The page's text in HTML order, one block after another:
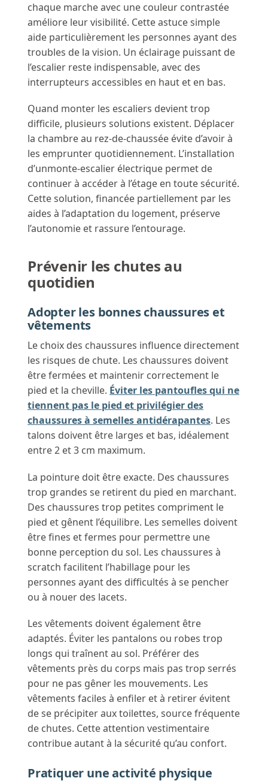
chaque marche avec une couleur contrastée
améliore leur visibilité. Cette astuce simple
aide particulièrement les personnes ayant des
troubles de la vision. Un éclairage puissant de
l’escalier reste indispensable, avec des
interrupteurs accessibles en haut et en bas.
Quand monter les escaliers devient trop
difficile, plusieurs solutions existent. Déplacer
la chambre au rez-de-chaussée évite d’avoir à
les emprunter quotidiennement. L’installation
d’unmonte-escalier électrique permet de
continuer à accéder à l’étage en toute sécurité.
Cette solution, financée partiellement par les
aides à l’adaptation du logement, préserve
l’autonomie et rassure l’entourage.
Prévenir les chutes au
quotidien
Adopter les bonnes chaussures et
vêtements
Le choix des chaussures influence directement
les risques de chute. Les chaussures doivent
être fermées et maintenir correctement le
pied et la cheville. Éviter les pantoufles qui ne
tiennent pas le pied et privilégier des
chaussures à semelles antidérapantes. Les
talons doivent être larges et bas, idéalement
entre 2 et 3 cm maximum.
La pointure doit être exacte. Des chaussures
trop grandes se retirent du pied en marchant.
Des chaussures trop petites compriment le
pied et gênent l’équilibre. Les semelles doivent
être fines et fermes pour permettre une
bonne perception du sol. Les chaussures à
scratch facilitent l’habillage pour les
personnes ayant des difficultés à se pencher
ou à nouer des lacets.
Les vêtements doivent également être
adaptés. Éviter les pantalons ou robes trop
longs qui traînent au sol. Préférer des
vêtements près du corps mais pas trop serrés
pour ne pas gêner les mouvements. Les
vêtements faciles à enfiler et à retirer évitent
de se précipiter aux toilettes, source fréquente
de chutes. Cette attention vestimentaire
contribue autant à la sécurité qu’au confort.
Pratiquer une activité physique